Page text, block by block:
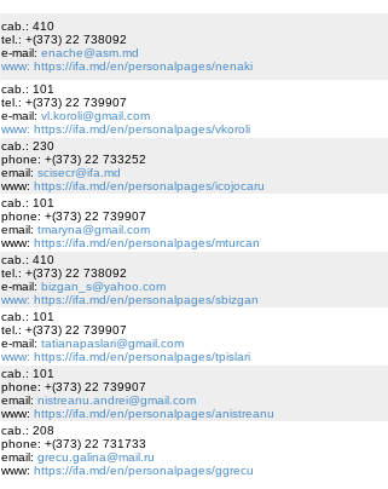
cab.: 410
tel.: +(373) 22 738092
e-mail: enache@asm.md
www: https://ifa.md/en/personalpages/nenaki
cab.: 101
tel.: +(373) 22 739907
e-mail: vl.koroli@gmail.com
www: https://ifa.md/en/personalpages/vkoroli
cab.: 230
phone: +(373) 22 733252
email: scisecr@ifa.md
www: https://ifa.md/en/personalpages/icojocaru
cab.: 101
phone: +(373) 22 739907
email: tmaryna@gmail.com
www: https://ifa.md/en/personalpages/mturcan
cab.: 410
tel.: +(373) 22 738092
e-mail: bizgan_s@yahoo.com
www: https://ifa.md/en/personalpages/sbizgan
cab.: 101
tel.: +(373) 22 739907
e-mail: tatianapaslari@gmail.com
www: https://ifa.md/en/personalpages/tpislari
cab.: 101
phone: +(373) 22 739907
email: nistreanu.andrei@gmail.com
www: https://ifa.md/en/personalpages/anistreanu
cab.: 208
phone: +(373) 22 731733
email: grecu.galina@mail.ru
www: https://ifa.md/en/personalpages/ggrecu